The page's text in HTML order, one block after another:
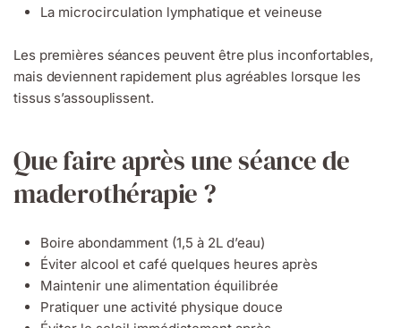
La microcirculation lymphatique et veineuse
Les premières séances peuvent être plus inconfortables,
mais deviennent rapidement plus agréables lorsque les
tissus s’assouplissent.
Que faire après une séance de
maderothérapie ?
Boire abondamment (1,5 à 2L d’eau)
Éviter alcool et café quelques heures après
Maintenir une alimentation équilibrée
Pratiquer une activité physique douce